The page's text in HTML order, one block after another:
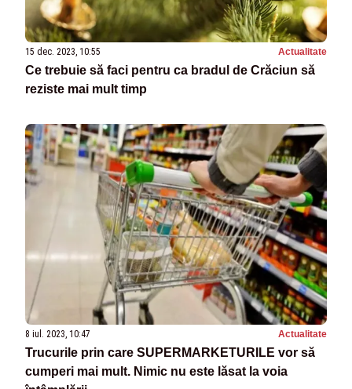
15 dec. 2023, 10:55 Actualitate
Ce trebuie să faci pentru ca bradul de Crăciun să
reziste mai mult timp
8 iul. 2023, 10:47 Actualitate
Trucurile prin care SUPERMARKETURILE vor să
cumperi mai mult. Nimic nu este lăsat la voia